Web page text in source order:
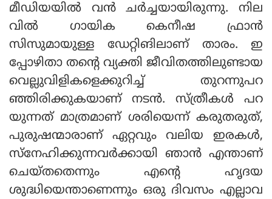
മീഡിയയിൽ വൻ ചർച്ചയായിരുന്നു. നില
വിൽ ​ഗായിക കെനീഷ ഫ്രാൻ
സിസുമായുള്ള ഡേറ്റിങിലാണ് താരം. ഇ
പ്പോഴിതാ തന്റെ വ്യക്തി ജീവിതത്തിലുണ്ടായ
വെല്ലുവിളികളെക്കുറിച്ച് തുറന്നുപറ
ഞ്ഞിരിക്കുകയാണ് നടൻ. സ്ത്രീകൾ പറ
യുന്നത് മാത്രമാണ് ശരിയെന്ന് കരുതരുത്,
പുരുഷന്മാരാണ് ഏറ്റവും വലിയ ഇരകൾ,
സ്നേഹിക്കുന്നവർക്കായി ഞാൻ എന്താണ്
ചെയ്തതെന്നും എന്റെ ഹൃദയ
ശുദ്ധിയെന്താണെന്നും ഒരു ദിവസം എല്ലാവ